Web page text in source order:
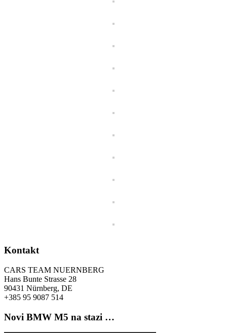
Kontakt
CARS TEAM NUERNBERG
Hans Bunte Strasse 28
90431 Nürnberg, DE
+385 95 9087 514
Novi BMW M5 na stazi …